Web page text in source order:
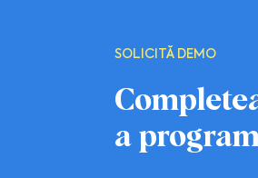
SOLICITĂ DEMO
a